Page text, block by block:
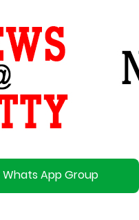
App Group